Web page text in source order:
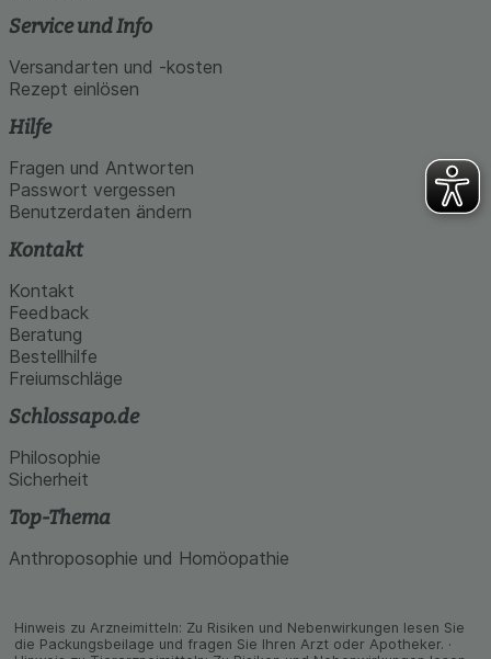
Service und Info
Versandarten und -kosten
Rezept einlösen
Hilfe
Fragen und Antworten
Passwort vergessen
Benutzerdaten ändern
Kontakt
Kontakt
Feedback
Beratung
Bestellhilfe
Freiumschläge
Schlossapo.de
Philosophie
Sicherheit
Top-Thema
Anthroposophie und Homöopathie
Hinweis zu Arzneimitteln: Zu Risiken und Neben­wirkungen lesen Sie
die Packungs­beilage und fragen Sie Ihren Arzt oder Apo­theker. ·